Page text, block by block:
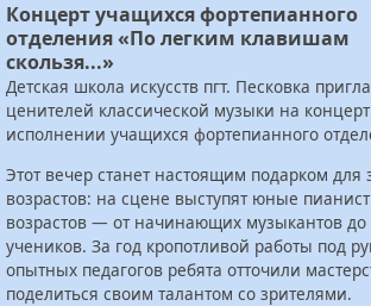
Концерт учащихся фортепианного
отделения «По легким клавишам
скользя...»
Детская школа искусств пгт. Песковка
ценителей классической музыки на
исполнении учащихся фортепианного
Этот вечер станет настоящим подарком для
возрастов: на сцене выступят юные
возрастов — от начинающих музыкантов до
учеников. За год кропотливой работы под
опытных педагогов ребята отточили
поделиться своим талантом со зрителями.